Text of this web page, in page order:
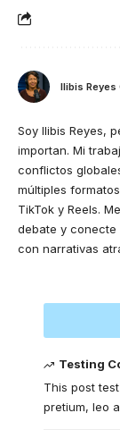
Ilibis Reyes
Soy Ilibis Reyes,
importan. Mi
conflictos
múltiples
TikTok y Reels.
debate y conecte
con narrativas
Testing
This post
pretium, leo